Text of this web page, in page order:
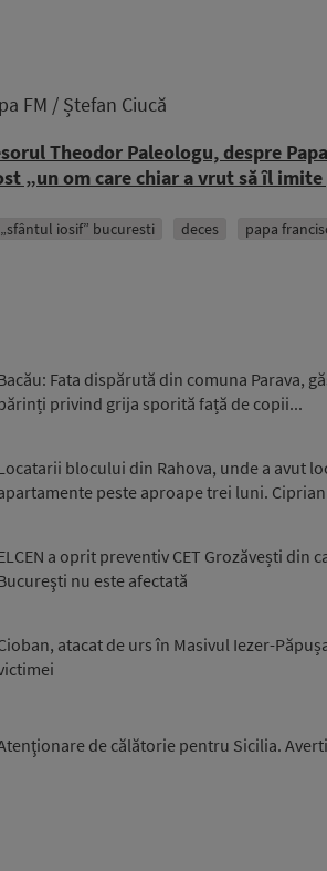
FM / Ștefan Ciucă
Theodor Paleologu, despre
„un om care chiar a vrut să îl imite
iosif” bucuresti deces papa
Fata dispărută din comuna Parava,
privind grija sporită față de copii...
blocului din Rahova, unde a avut
peste aproape trei luni. Ciprian
a oprit preventiv CET Grozăvești din
nu este afectată
atacat de urs în Masivul Iezer-
de călătorie pentru Sicilia.